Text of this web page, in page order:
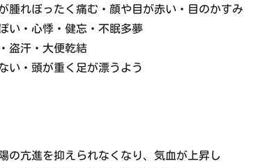
腫れぼったく痛む・顔や目が赤い・目のかすみ
い・心悸・健忘・不眠多夢
盗汗・大便乾結
い・頭が重く足が漂うよう
の亢進を抑えられなくなり、気血が上昇し